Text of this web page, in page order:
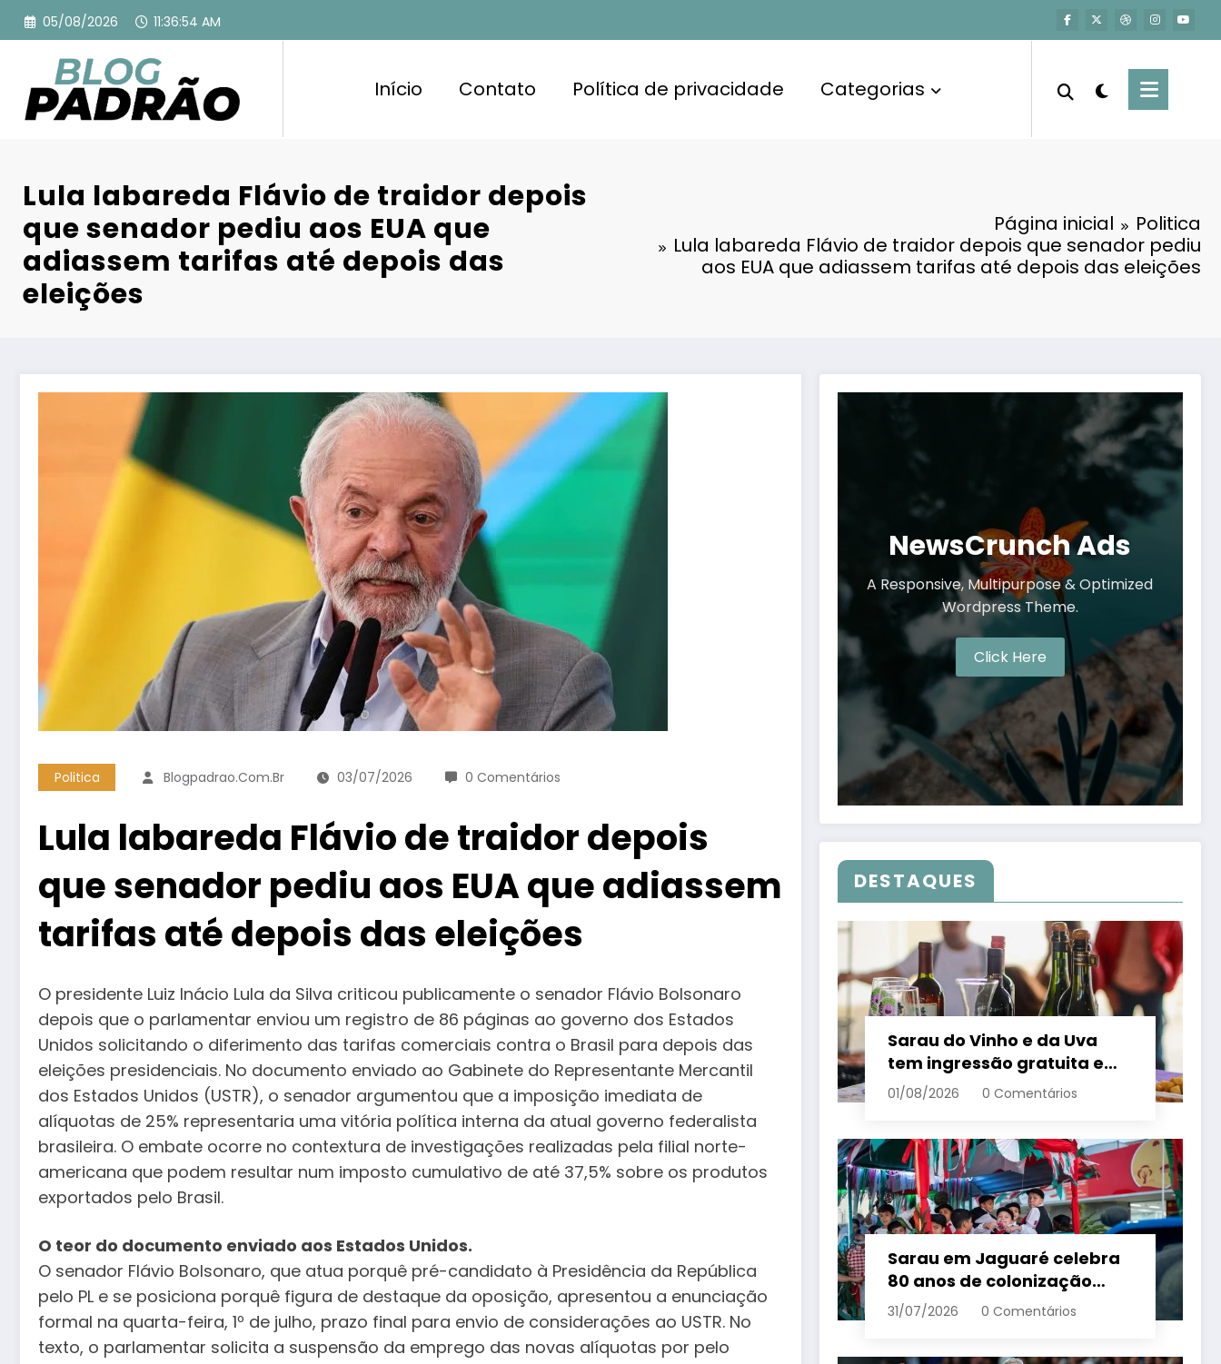
Pular
para
conteúdo
05/08/2026 11:36:55 AM
Início Contato Política de privacidade Categorias
Lula labareda Flávio de traidor depois
que senador pediu aos EUA que
adiassem tarifas até depois das
eleições
Página inicial
Politica
Lula labareda Flávio de traidor depois que senador pediu
aos EUA que adiassem tarifas até depois das eleições
Politica Blogpadrao.com.br 03/07/2026 0 Comentários
Lula labareda Flávio de traidor depois
que senador pediu aos EUA que adiassem
tarifas até depois das eleições
O presidente Luiz Inácio Lula da Silva criticou publicamente o senador Flávio Bolsonaro
depois que o parlamentar enviou um registro de 86 páginas ao governo dos Estados
Unidos solicitando o diferimento das tarifas comerciais contra o Brasil para depois das
eleições presidenciais. No documento enviado ao Gabinete do Representante Mercantil
dos Estados Unidos (USTR), o senador argumentou que a imposição imediata de
alíquotas de 25% representaria uma vitória política interna da atual governo federalista
brasileira. O embate ocorre no contextura de investigações realizadas pela filial norte-
americana que podem resultar num imposto cumulativo de até 37,5% sobre os produtos
exportados pelo Brasil.
O teor do documento enviado aos Estados Unidos.
O senador Flávio Bolsonaro, que atua porquê pré-candidato à Presidência da República
pelo PL e se posiciona porquê figura de destaque da oposição, apresentou a enunciação
formal na quarta-feira, 1º de julho, prazo final para envio de considerações ao USTR. No
texto, o parlamentar solicita a suspensão da emprego das novas alíquotas por pelo
NewsCrunch Ads
A Responsive, Multipurpose & Optimized
Wordpress Theme.
Click Here
DESTAQUES
Sarau do Vinho e da Uva
tem ingressão gratuita e
distribui 250 litros de suco
01/08/2026 0 Comentários
Sarau em Jaguaré celebra
80 anos de colonização
italiana com tradição e
31/07/2026 0 Comentários